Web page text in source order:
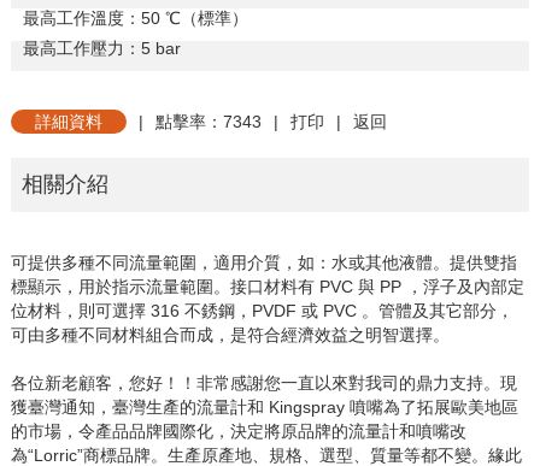
最高工作溫度： 50 ℃（標準）
最高工作壓力： 5 bar
詳細資料 | 點擊率：7343 | 打印 | 返回
相關介紹
可提供多種不同流量範圍，適用介質，如：水或其他液體。提供雙指
標顯示，用於指示流量範圍。接口材料有 PVC 與 PP ，浮子及內部定
位材料，則可選擇 316 不銹鋼，PVDF 或 PVC 。管體及其它部分，
可由多種不同材料組合而成，是符合經濟效益之明智選擇。
各位新老顧客，您好！！非常感謝您一直以來對我司的鼎力支持。現
獲臺灣通知，臺灣生產的流量計和 Kingspray 噴嘴為了拓展歐美地區
的市場，令產品品牌國際化，決定將原品牌的流量計和噴嘴改
為“Lorric”商標品牌。生產原產地、規格、選型、質量等都不變。緣此